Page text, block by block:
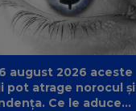
august 2026 aceste
pot atrage norocul și
Ce le aduce